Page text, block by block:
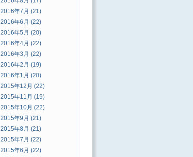
2016年7月 (21)
2016年6月 (22)
2016年5月 (20)
2016年4月 (22)
2016年3月 (22)
2016年2月 (19)
2016年1月 (20)
2015年12月 (22)
2015年11月 (19)
2015年10月 (22)
2015年9月 (21)
2015年8月 (21)
2015年7月 (22)
2015年6月 (22)